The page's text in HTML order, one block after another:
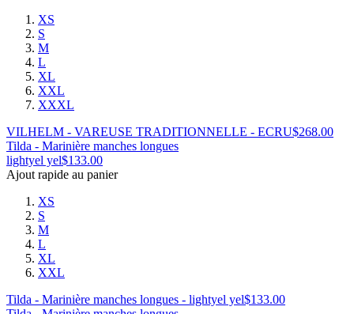
XS
S
M
L
XL
XXL
XXXL
VILHELM - VAREUSE TRADITIONNELLE - ECRU$268.00
Tilda - Marinière manches longues
lightyel yel$133.00
Ajout rapide au panier
XS
S
M
L
XL
XXL
Tilda - Marinière manches longues - lightyel yel$133.00